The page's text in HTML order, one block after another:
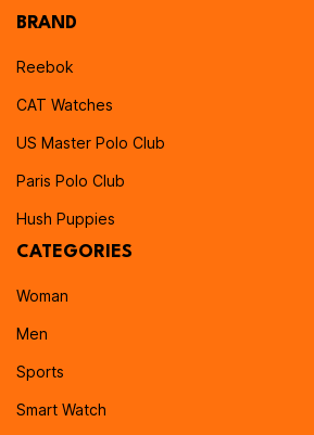
BRAND
Reebok
CAT Watches
US Master Polo Club
Paris Polo Club
Hush Puppies
CATEGORIES
Woman
Men
Sports
Smart Watch